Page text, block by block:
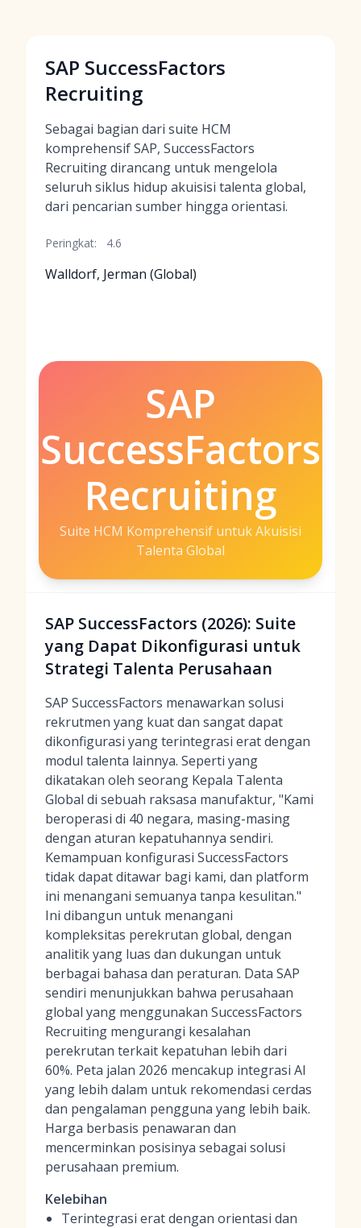
SAP SuccessFactors
Recruiting
Sebagai bagian dari suite HCM
komprehensif SAP, SuccessFactors
Recruiting dirancang untuk mengelola
seluruh siklus hidup akuisisi talenta global,
dari pencarian sumber hingga orientasi.
Peringkat: 4.6
Walldorf, Jerman (Global)
SAP
SuccessFactors
Recruiting
Suite HCM Komprehensif untuk Akuisisi
Talenta Global
SAP SuccessFactors (2026): Suite
yang Dapat Dikonfigurasi untuk
Strategi Talenta Perusahaan
SAP SuccessFactors menawarkan solusi
rekrutmen yang kuat dan sangat dapat
dikonfigurasi yang terintegrasi erat dengan
modul talenta lainnya. Seperti yang
dikatakan oleh seorang Kepala Talenta
Global di sebuah raksasa manufaktur, "Kami
beroperasi di 40 negara, masing-masing
dengan aturan kepatuhannya sendiri.
Kemampuan konfigurasi SuccessFactors
tidak dapat ditawar bagi kami, dan platform
ini menangani semuanya tanpa kesulitan."
Ini dibangun untuk menangani
kompleksitas perekrutan global, dengan
analitik yang luas dan dukungan untuk
berbagai bahasa dan peraturan. Data SAP
sendiri menunjukkan bahwa perusahaan
global yang menggunakan SuccessFactors
Recruiting mengurangi kesalahan
perekrutan terkait kepatuhan lebih dari
60%. Peta jalan 2026 mencakup integrasi AI
yang lebih dalam untuk rekomendasi cerdas
dan pengalaman pengguna yang lebih baik.
Harga berbasis penawaran dan
mencerminkan posisinya sebagai solusi
perusahaan premium.
Kelebihan
Terintegrasi erat dengan orientasi dan